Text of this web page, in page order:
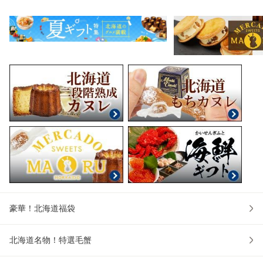
誕生日 御中元 食べ
物
ット 送料無料 福袋
海鮮
ろこし茶 北海道と
うきび茶 ペ
添
カ
豪華！北海道福袋
北海道名物！特選毛蟹